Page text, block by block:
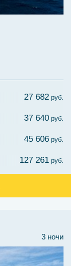
27 682 руб.
37 640 руб.
45 606 руб.
127 261 руб.
3 ночи